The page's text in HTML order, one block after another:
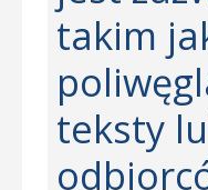
takim
teksty